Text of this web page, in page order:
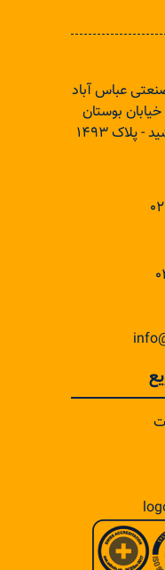
عباس آباد
خیابان بوستان
۲